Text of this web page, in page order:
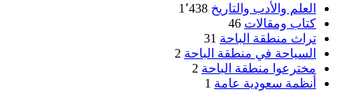
العلم والأدب والتاريخ 1٬438
كتاب ومقالات 46
تراث منطقة الباحة 31
السياحة في منطقة الباحة 2
مخترعوا منطقة الباحة 2
أنظمة سعودية عامة 1